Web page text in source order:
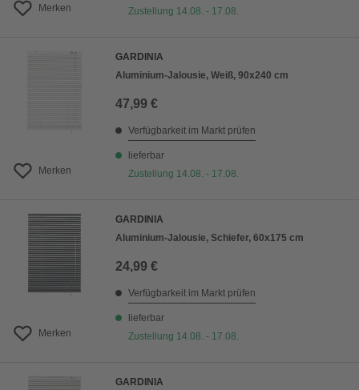
Merken
Zustellung 14.08. - 17.08.
Merken
GARDINIA
Aluminium-Jalousie, Weiß, 90x240 cm
47,99 €
Verfügbarkeit im Markt prüfen
lieferbar
Zustellung 14.08. - 17.08.
Merken
GARDINIA
Aluminium-Jalousie, Schiefer, 60x175 cm
24,99 €
Verfügbarkeit im Markt prüfen
lieferbar
Zustellung 14.08. - 17.08.
GARDINIA